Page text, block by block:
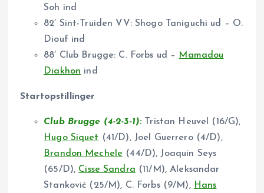
Soh ind
82′ Sint-Truiden VV: Shogo Taniguchi ud – O.
Diouf ind
88′ Club Brugge: C. Forbs ud –
Mamadou
Diakhon ind
Startopstillinger
Club Brugge (4-2-3-1): Tristan Heuvel (16/G),
Hugo Siquet (41/D), Joel Guerrero (4/D),
Brandon Mechele (44/D), Joaquin Seys
(65/D), Cisse Sandra (11/M), Aleksandar
Stanković (25/M), C. Forbs (9/M), Hans